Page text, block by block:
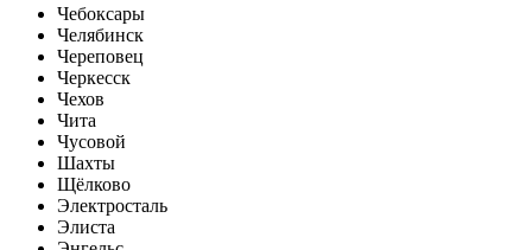
Чебоксары
Челябинск
Череповец
Черкесск
Чехов
Чита
Чусовой
Шахты
Щёлково
Электросталь
Элиста